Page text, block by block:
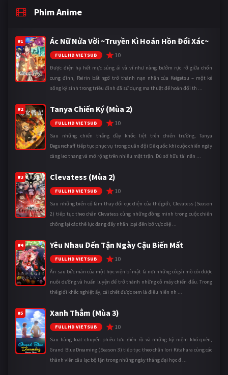
Phim Anime
#1 Ác Nữ Nửa Vời ~Truyền Kì Hoán Hồn Đổi Xác~
FULL HD VIETSUB 10
Được điện hạ hết mực sủng ái và ví như nàng bướm rực rỡ giữa chốn
cung đình, Reirin bất ngờ trở thành nạn nhân của Keigetsu – một kẻ
sống ký sinh trong triều đình đã sử dụng ma thuật để hoán đổi th ...
#2 Tanya Chiến Ký (Mùa 2)
FULL HD VIETSUB 10
Sau những chiến thắng đầy khốc liệt trên chiến trường, Tanya
Degurechaff tiếp tục phục vụ trong quân đội Đế quốc khi cuộc chiến ngày
càng leo thang và mở rộng trên nhiều mặt trận. Dù sở hữu tài năn ...
#3 Clevatess (Mùa 2)
FULL HD VIETSUB 10
Sau những biến cố làm thay đổi cục diện của thế giới, Clevatess (Season
2) tiếp tục theo chân Clevatess cùng những đồng minh trong cuộc chiến
chống lại các thế lực đang đẩy nhân loại đến bờ vực diệ ...
#4 Yêu Nhau Đến Tận Ngày Cậu Biến Mất
FULL HD VIETSUB 10
Ẩn sau bức màn của một học viện bí mật là nơi những cô gái mồ côi được
nuôi dưỡng và huấn luyện để trở thành những cỗ máy chiến đấu. Trong
thế giới khắc nghiệt ấy, cái chết được xem là điều hiển nh ...
#5 Xanh Thẳm (Mùa 3)
FULL HD VIETSUB 10
Sau hàng loạt chuyến phiêu lưu điên rồ và những kỷ niệm khó quên,
Grand Blue Dreaming (Season 3) tiếp tục theo chân Iori Kitahara cùng các
thành viên câu lạc bộ lặn trong những ngày tháng đại học đ ...